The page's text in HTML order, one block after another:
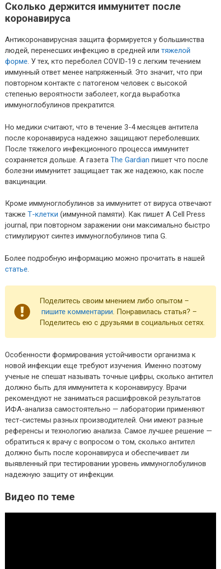
Сколько держится иммунитет после
коронавируса
Антикоронавирусная защита формируется у большинства
людей, перенесших инфекцию в средней или тяжелой
форме. У тех, кто переболел COVID-19 с легким течением
иммунный ответ менее напряженный. Это значит, что при
повторном контакте с патогеном человек с высокой
степенью вероятности заболеет, когда выработка
иммуноглобулинов прекратится.
Но медики считают, что в течение 3-4 месяцев антитела
после коронавируса надежно защищают переболевших.
После тяжелого инфекционного процесса иммунитет
сохраняется дольше. А газета The Gardian пишет что после
болезни иммунитет защищает так же надежно, как после
вакцинации.
Кроме иммуноглобулинов за иммунитет от вируса отвечают
также Т-клетки (иммунной памяти). Как пишет A Cell Press
journal, при повторном заражении они максимально быстро
стимулируют синтез иммуноглобулинов типа G.
Более подробную информацию можно прочитать в нашей
статье
Поделитесь своим мнением либо опытом –
пишите комментарии. Понравилась статья? –
Поделитесь ею с друзьями в социальных сетях.
Особенности формирования устойчивости организма к
новой инфекции еще требуют изучения. Именно поэтому
ученые не спешат называть точные цифры, сколько антител
должно быть для иммунитета к коронавирусу. Врачи
рекомендуют не заниматься расшифровкой результатов
ИФА-анализа самостоятельно — лаборатории применяют
тест-системы разных производителей. Они имеют разные
референсы и технологию анализа. Самое лучшее решение —
обратиться к врачу с вопросом о том, сколько антител
должно быть после коронавируса и обеспечивает ли
выявленный при тестировании уровень иммуноглобулинов
надежную защиту от инфекции.
Видео по теме